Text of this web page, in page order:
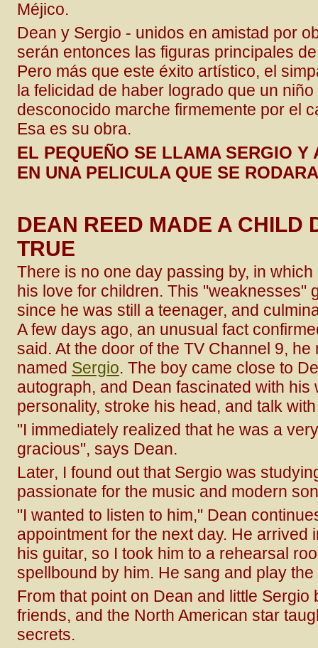
Méjico.
Dean y Sergio - unidos en amistad por
serán entonces las figuras principales
Pero más que este éxito artístico, el
la felicidad de haber logrado que un
desconocido marche firmemente por el
Esa es su obra.
EL PEQUEÑO SE LLAMA SERGIO Y
EN UNA PELICULA QUE SE
DEAN REED MADE A CHILD
TRUE
There is no one day passing by, in
his love for children. This "weaknesses"
since he was still a teenager, and
A few days ago, an unusual fact
said. At the door of the TV Channel 9,
named Sergio. The boy came close to
autograph, and Dean fascinated with his
personality, stroke his head, and talk
"I immediately realized that he was a
gracious", says Dean.
Later, I found out that Sergio was
passionate for the music and modern
"I wanted to listen to him," Dean
appointment for the next day. He arrived
his guitar, so I took him to a rehearsal
spellbound by him. He sang and play
From that point on Dean and little Sergio
friends, and the North American star
secrets.